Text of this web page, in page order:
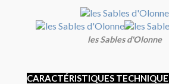
les Sables d'Olonne
CARACTÉRISTIQUES